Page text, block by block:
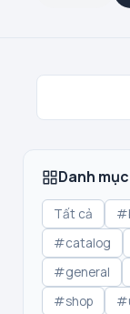
Danh mục
Tất cả
#catalog
#general
#shop